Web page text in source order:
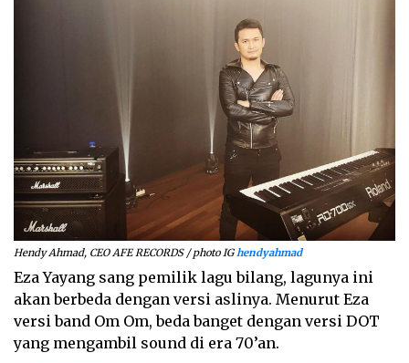
Hendy Ahmad, CEO AFE RECORDS / photo IGhendyahmad
Eza Yayang sang pemilik lagu bilang, lagunya ini
akan berbeda dengan versi aslinya. Menurut Eza
versi band Om Om, beda banget dengan versi DOT
yang mengambil sound di era 70’an.